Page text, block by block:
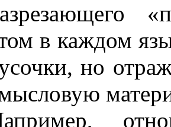
в каждом
но